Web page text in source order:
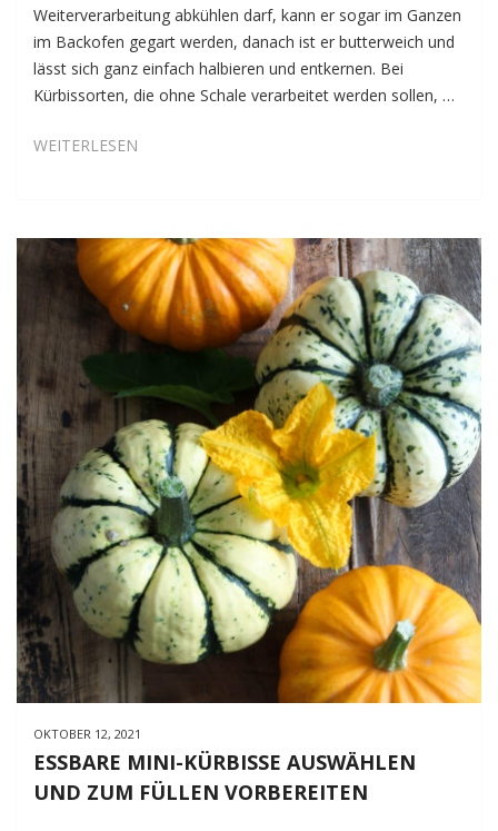
Weiterverarbeitung abkühlen darf, kann er sogar im Ganzen
im Backofen gegart werden, danach ist er butterweich und
lässt sich ganz einfach halbieren und entkernen. Bei
Kürbissorten, die ohne Schale verarbeitet werden sollen, …
WEITERLESEN
(GRUNDREZEPT)
OKTOBER 12, 2021
ESSBARE MINI-KÜRBISSE AUSWÄHLEN
UND ZUM FÜLLEN VORBEREITEN